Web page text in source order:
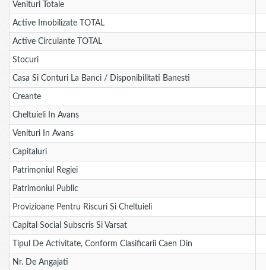
Venituri Totale
Active Imobilizate TOTAL
Active Circulante TOTAL
Stocuri
Casa Si Conturi La Banci / Disponibilitati Banesti
Creante
Cheltuieli In Avans
Venituri In Avans
Capitaluri
Patrimoniul Regiei
Patrimoniul Public
Provizioane Pentru Riscuri Si Cheltuieli
Capital Social Subscris Si Varsat
Tipul De Activitate, Conform Clasificarii Caen Din
Nr. De Angajati